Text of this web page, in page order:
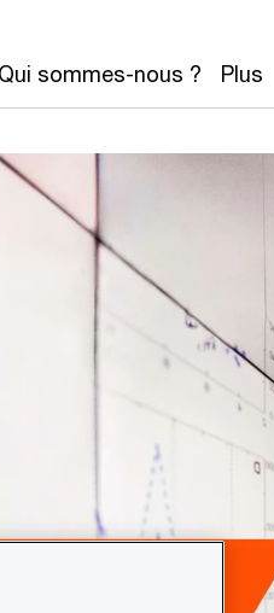
Qui sommes-nous ? Plus